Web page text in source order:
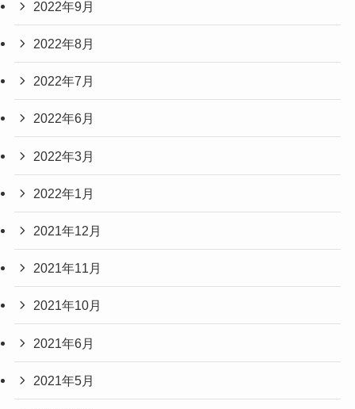
2022年9月
2022年8月
2022年7月
2022年6月
2022年3月
2022年1月
2021年12月
2021年11月
2021年10月
2021年6月
2021年5月